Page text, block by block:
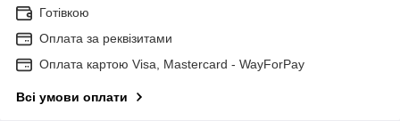
Готівкою
Оплата за реквізитами
Оплата картою Visa, Mastercard - WayForPay
Всі умови оплати